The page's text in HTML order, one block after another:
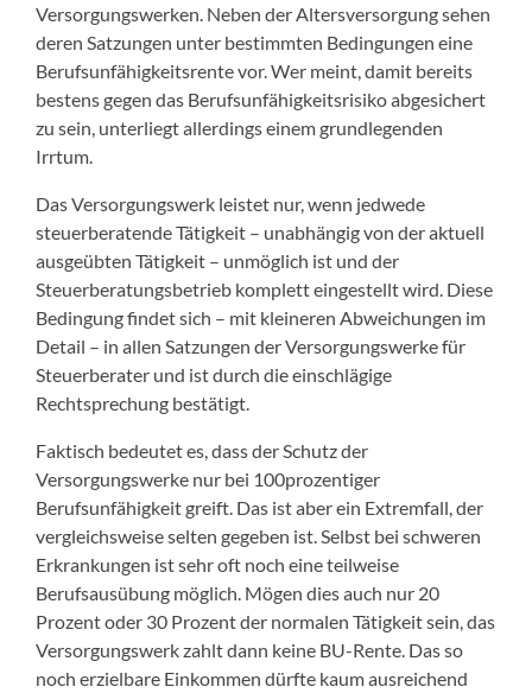
Versorgungswerken. Neben der Altersversorgung sehen
deren Satzungen unter bestimmten Bedingungen eine
Berufsunfähigkeitsrente vor. Wer meint, damit bereits
bestens gegen das Berufsunfähigkeitsrisiko abgesichert
zu sein, unterliegt allerdings einem grundlegenden
Irrtum.
Das Versorgungswerk leistet nur, wenn jedwede
steuerberatende Tätigkeit – unabhängig von der aktuell
ausgeübten Tätigkeit – unmöglich ist und der
Steuerberatungsbetrieb komplett eingestellt wird. Diese
Bedingung findet sich – mit kleineren Abweichungen im
Detail – in allen Satzungen der Versorgungswerke für
Steuerberater und ist durch die einschlägige
Rechtsprechung bestätigt.
Faktisch bedeutet es, dass der Schutz der
Versorgungswerke nur bei 100prozentiger
Berufsunfähigkeit greift. Das ist aber ein Extremfall, der
vergleichsweise selten gegeben ist. Selbst bei schweren
Erkrankungen ist sehr oft noch eine teilweise
Berufsausübung möglich. Mögen dies auch nur 20
Prozent oder 30 Prozent der normalen Tätigkeit sein, das
Versorgungswerk zahlt dann keine BU-Rente. Das so
noch erzielbare Einkommen dürfte kaum ausreichend